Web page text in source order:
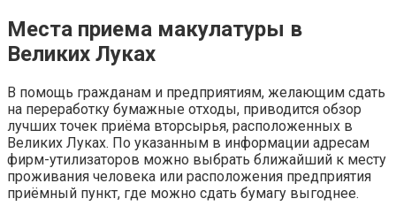
Места приема макулатуры в
Великих Луках
В помощь гражданам и предприятиям, желающим сдать
на переработку бумажные отходы, приводится обзор
лучших точек приёма вторсырья, расположенных в
Великих Луках. По указанным в информации адресам
фирм-утилизаторов можно выбрать ближайший к месту
проживания человека или расположения предприятия
приёмный пункт, где можно сдать бумагу выгоднее.